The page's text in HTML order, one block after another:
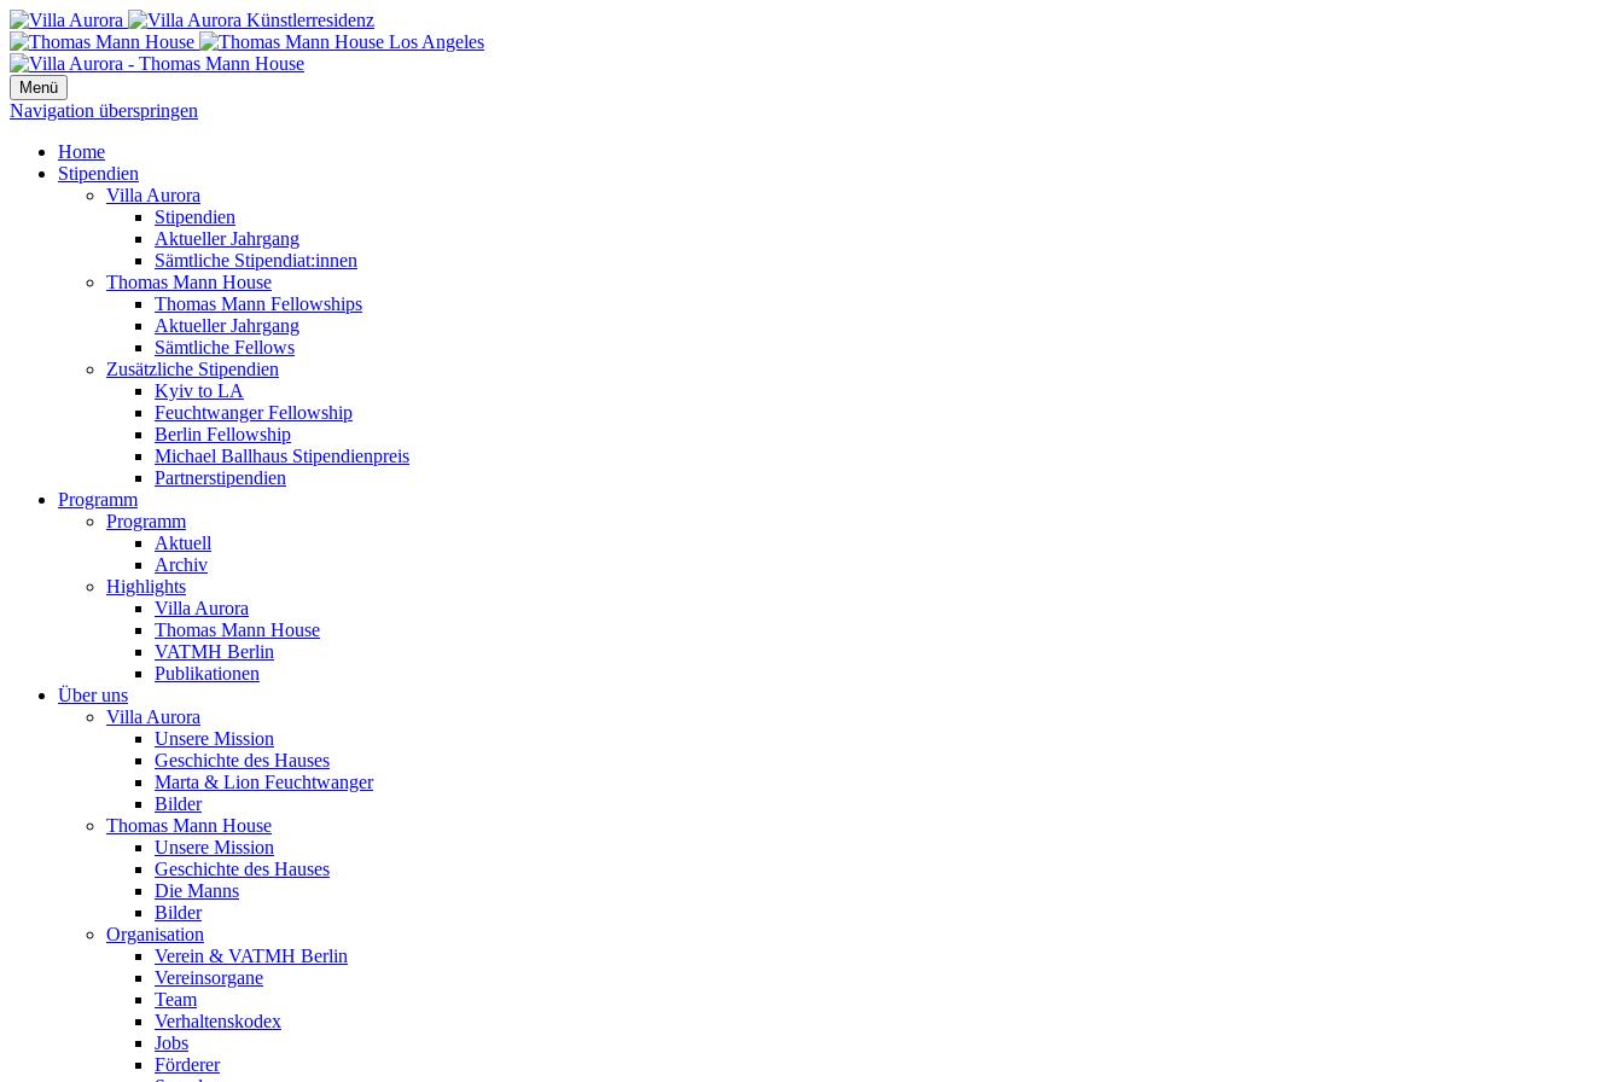
Menü
Navigation überspringen
Home
Stipendien
Villa Aurora
Stipendien
Aktueller Jahrgang
Sämtliche Stipendiat:innen
Thomas Mann House
Thomas Mann Fellowships
Aktueller Jahrgang
Sämtliche Fellows
Zusätzliche Stipendien
Kyiv to LA
Feuchtwanger Fellowship
Berlin Fellowship
Michael Ballhaus Stipendienpreis
Partnerstipendien
Programm
Programm
Aktuell
Archiv
Highlights
Villa Aurora
Thomas Mann House
VATMH Berlin
Publikationen
Über uns
Villa Aurora
Unsere Mission
Geschichte des Hauses
Marta & Lion Feuchtwanger
Bilder
Thomas Mann House
Unsere Mission
Geschichte des Hauses
Die Manns
Bilder
Organisation
Verein & VATMH Berlin
Vereinsorgane
Team
Verhaltenskodex
Jobs
Förderer